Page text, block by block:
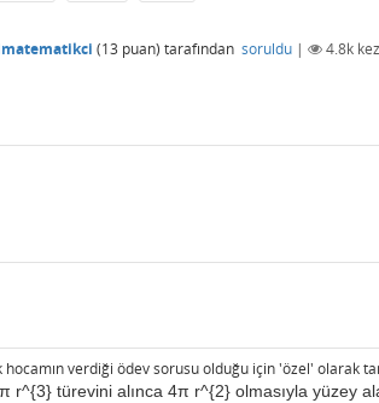
(13 puan) tarafından soruldu | 4.8k
verdiği ödev sorusu olduğu için 'özel' olarak
π r^{3} türevini alınca 4π r^{2} olmasıyla yüzey